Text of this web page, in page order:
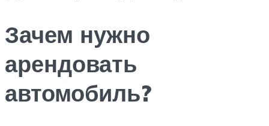
Зачем нужно
арендовать
автомобиль?